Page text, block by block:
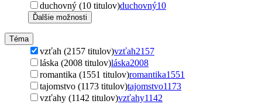
duchovný (10 titulov)duchovný10
Ďalšie možnosti
Téma
vzťah (2157 titulov)vzťah2157
láska (2008 titulov)láska2008
romantika (1551 titulov)romantika1551
tajomstvo (1173 titulov)tajomstvo1173
vzťahy (1142 titulov)vzťahy1142